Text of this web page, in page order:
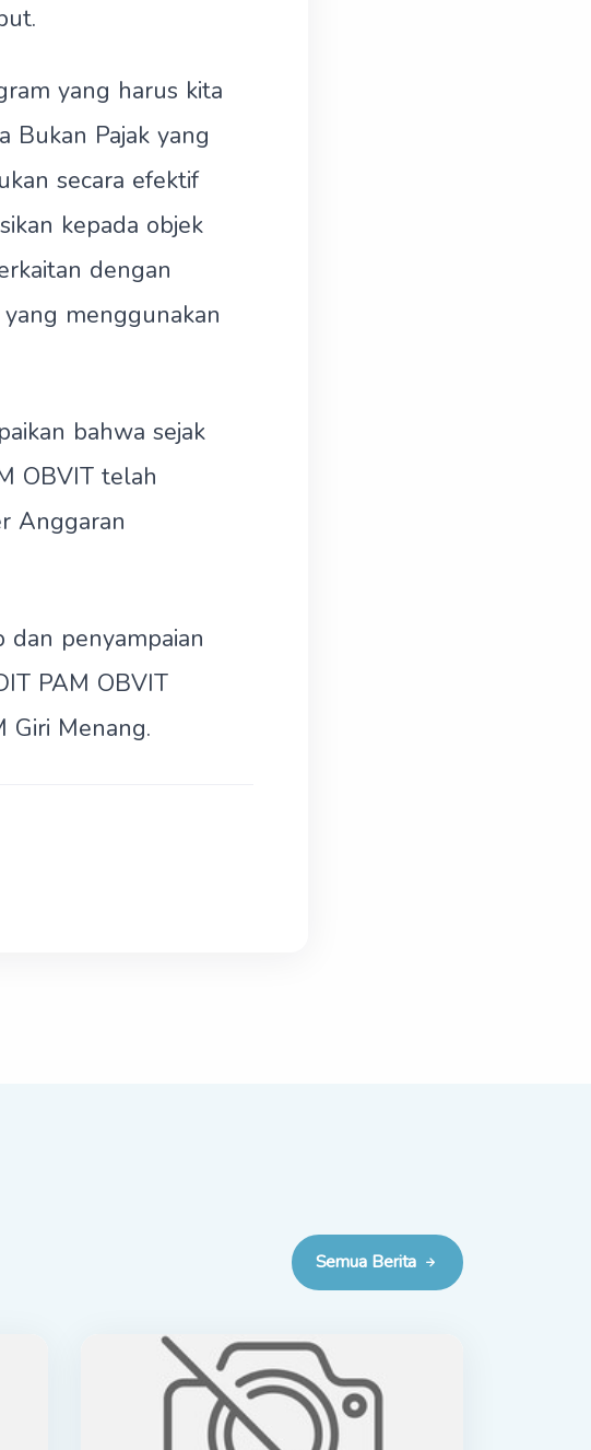
yang harus kita
Bukan Pajak yang
secara efektif
kepada objek
dengan
menggunakan
bahwa sejak
OBVIT telah
Anggaran
dan penyampaian
PAM OBVIT
Giri Menang.
Semua Berita